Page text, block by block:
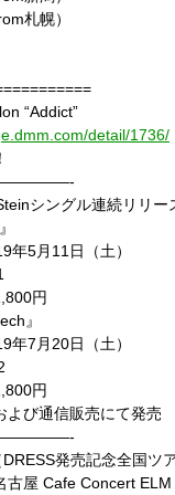
札幌）
“Addict”
detail/1736/
シングル連続リリー
』
年5月 11 日（土）
円
』
年7 月 20日（土）
円
よび通信販売にて発売
DRESS発売記念全国ツア
古屋 Cafe Concert ELM